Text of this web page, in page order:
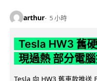
arthur 5 小時
Tesla HW3 舊
現過熱 部分電
Tesla 向 HW3 舊車款推送